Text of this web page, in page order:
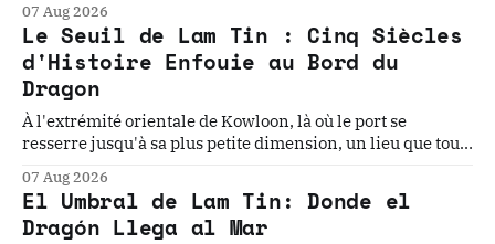
の必然を解く。
07 Aug 2026
Le Seuil de Lam Tin : Cinq Siècles
d'Histoire Enfouie au Bord du
Dragon
À l'extrémité orientale de Kowloon, là où le port se
resserre jusqu'à sa plus petite dimension, un lieu que tout
les plus chargées d'Asie. Cinq histoires. Un seuil. La
géographie qui les a toutes rendues inévitables.
07 Aug 2026
El Umbral de Lam Tin: Donde el
Dragón Llega al Mar